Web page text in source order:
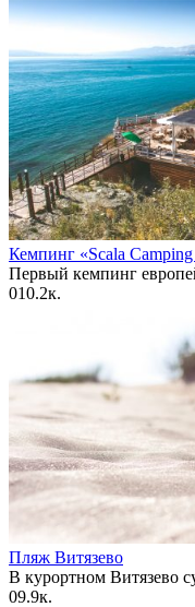
Кемпинг «Scala
Первый кемпинг
010.2к.
Пляж Витязево
В курортном Витязево
09.9к.